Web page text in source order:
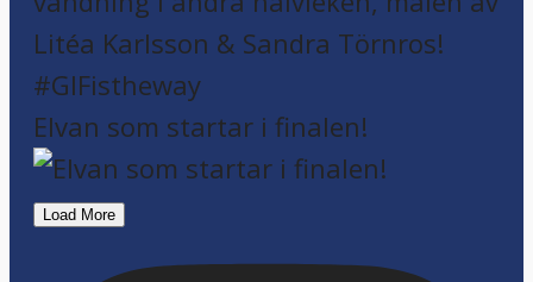
Elvan som startar i finalen!
Load More